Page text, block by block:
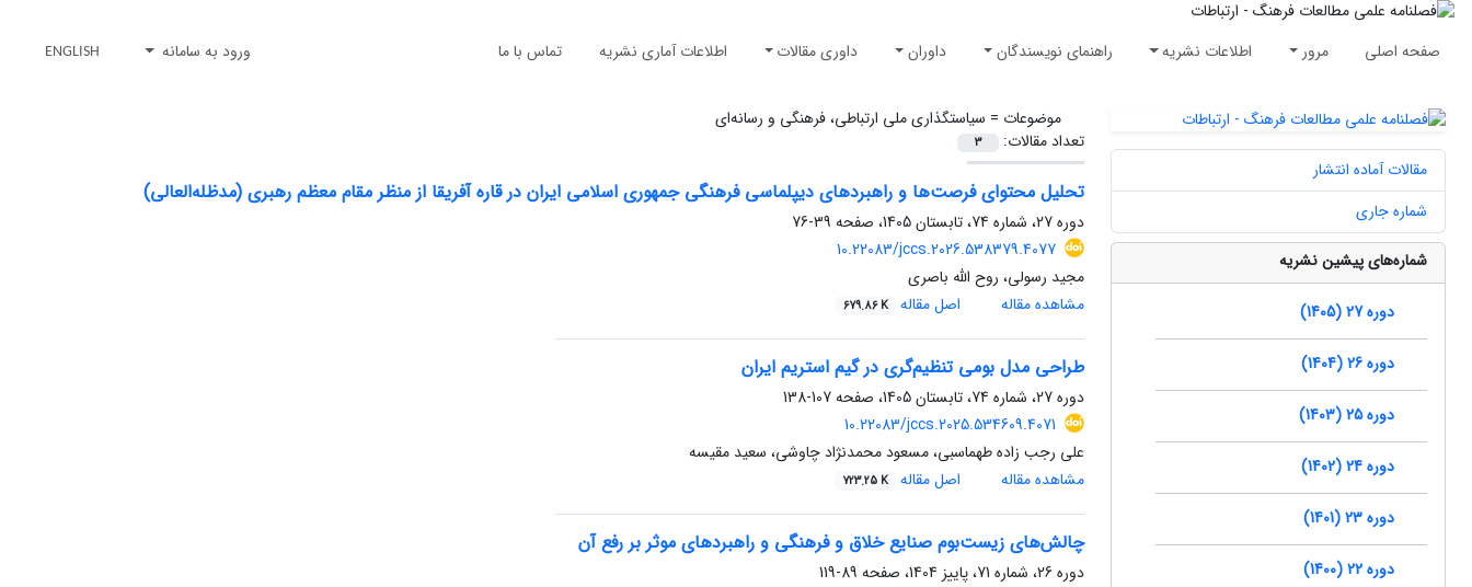
صفحه اصلی مرور اطلاعات نشریه راهنمای نویسندگان داوران داوری مقالات اطلاعات آماری نشریه تماس با ما ورود به سامانه ENGLISH
موضوعات = سیاستگذاری ملی ارتباطی، فرهنگی و رسانه‌ای
تعداد مقالات:
3
تحلیل محتوای فرصت‌ها و راهبردهای دیپلماسی فرهنگی جمهوری اسلامی ایران در قاره آفریقا از منظر مقام معظم رهبری (مدظله‌العالی)
دوره 27، شماره 74، تابستان 1405، صفحه
39-76
10.22083/jccs.2026.538379.4077
مجید رسولی، روح الله باصری
مشاهده مقاله
اصل مقاله 679.86 K
طراحی مدل بومی تنظیم‌گری در گیم ‌استریم ایران
دوره 27، شماره 74، تابستان 1405، صفحه
107-138
10.22083/jccs.2025.534609.4071
علی رجب زاده طهماسبی، مسعود محمدنژاد چاوشی، سعید مقیسه
مشاهده مقاله
اصل مقاله 723.25 K
چالش‌های زیست‌بوم صنایع خلاق و فرهنگی و راهبردهای موثر بر رفع آن
دوره 26، شماره 71، پاییز 1404، صفحه
89-119
مقالات آماده انتشار
شماره جاری
شماره‌های پیشین نشریه
دوره 27 (1405)
دوره 26 (1404)
دوره 25 (1403)
دوره 24 (1402)
دوره 23 (1401)
دوره 22 (1400)